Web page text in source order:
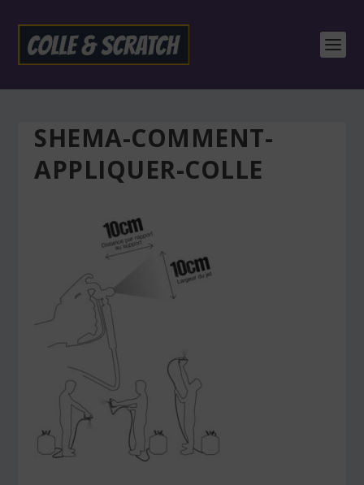
SHEMA-COMMENT-
APPLIQUER-COLLE